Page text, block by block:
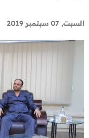
السبت, 07 سبتمبر 2019